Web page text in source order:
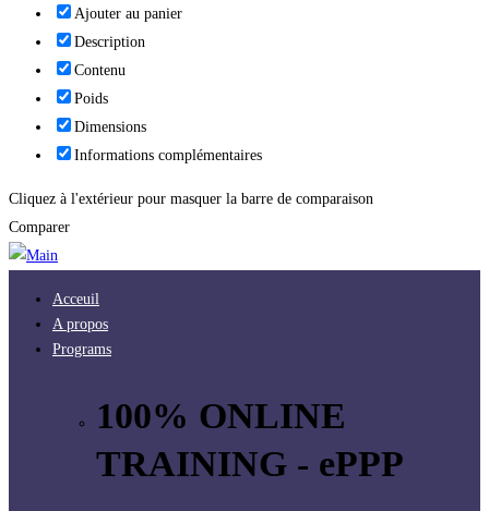
Ajouter au panier
Description
Contenu
Poids
Dimensions
Informations complémentaires
Cliquez à l'extérieur pour masquer la barre de comparaison
Comparer
Acceuil
A propos
Programs
100% ONLINE
TRAINING - ePPP